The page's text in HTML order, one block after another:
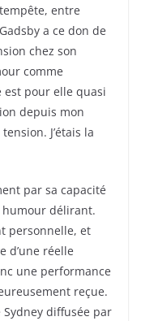
entre
a ce don de
chez son
comme
est pour elle quasi
depuis mon
J’étais la
par sa capacité
humour délirant.
personnelle, et
d’une réelle
une performance
reçue.
Sydney diffusée par